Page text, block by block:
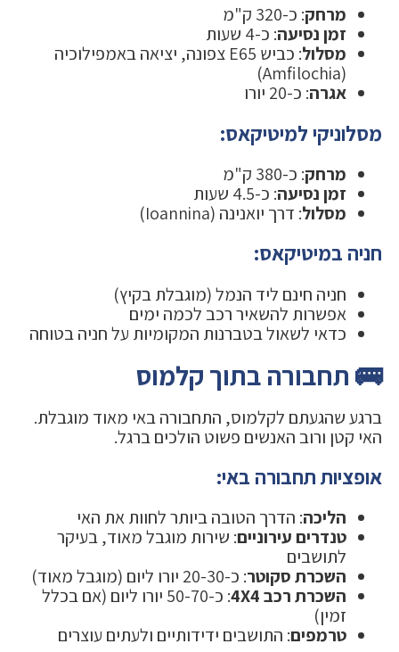
מרחק: כ-320 ק"מ
זמן נסיעה: כ-4 שעות
מסלול
: כביש E65 צפונה, יציאה באמפילוכיה
(Amfilochia)
אגרה: כ-20 יורו
מסלוניקי למיטיקאס:
מרחק: כ-380 ק"מ
זמן נסיעה: כ-4.5 שעות
מסלול: דרך יואנינה (Ioannina)
חניה במיטיקאס:
חניה חינם ליד הנמל (מוגבלת בקיץ)
אפשרות להשאיר רכב לכמה ימים
כדאי לשאול בטברנות המקומיות על חניה בטוחה
🚌 תחבורה בתוך קלמוס
ברגע שהגעתם לקלמוס, התחבורה באי מאוד מוגבלת.
האי קטן ורוב האנשים פשוט הולכים ברגל.
אופציות תחבורה באי:
הליכה: הדרך הטובה ביותר לחוות את האי
טנדרים עירוניים: שירות מוגבל מאוד, בעיקר
לתושבים
השכרת סקוטר: כ-20-30 יורו ליום (מוגבל מאוד)
השכרת רכב 4X4
: כ-50-70 יורו ליום (אם בכלל
זמין)
טרמפים: התושבים ידידותיים ולעתים עוצרים